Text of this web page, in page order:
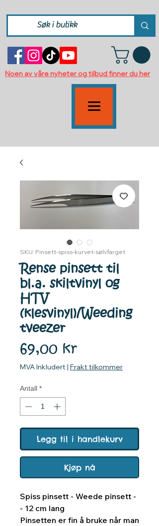
Noen av våre nyheter og tilbud finner du her
SKU: Pinsett-spiss-kurvet-sølvfarget
Rense pinsett til
bl.a. skiltvinyl og
HTV
(klesvinyl)/Weeding
tveezer
69,00 krPris
MVA Inkludert | Frakt tilkommer
Antall *
Legg til i handlekurv
Kjøp nå
Spiss pinsett - Weede pinsett -
- 12 cm lang
Pinsetten er fin å bruke når man